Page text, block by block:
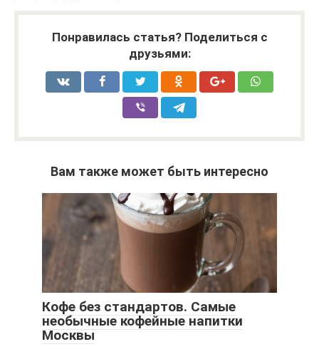
Понравилась статья? Поделиться с
друзьями:
Вам также может быть интересно
Кофе без стандартов. Самые
необычные кофейные напитки
Москвы